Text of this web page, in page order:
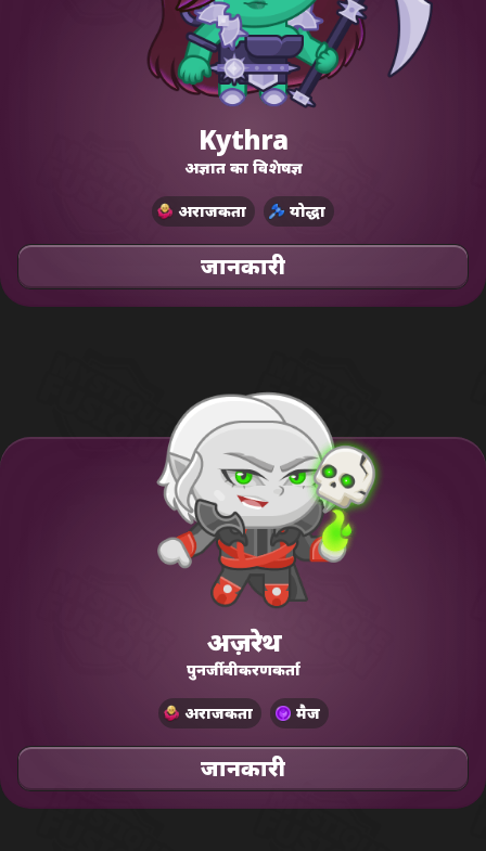
Kythra
अज्ञात का विशेषज्ञ
अराजकता योद्धा
जानकारी
अज़रेथ
पुनर्जीवीकरणकर्ता
अराजकता मैज
जानकारी